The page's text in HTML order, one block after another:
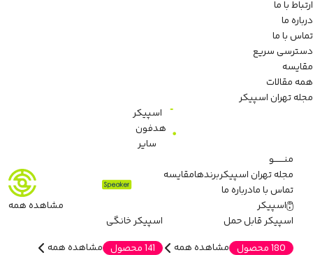
ارتباط با ما
درباره ما
تماس با ما
دسترسی سریع
مقایسه
همه مقالات
مجله تهران اسپیکر
اسپیکر
هدفون
سایر
منـــــــو
مجله تهران اسپیکربرندهامقایسه
تماس با مادرباره ما
اسپیکر
مشاهده همه
اسپیکر قابل حمل
180 محصول
مشاهده همه
اسپیکر خانگی
141 محصول
مشاهده همه